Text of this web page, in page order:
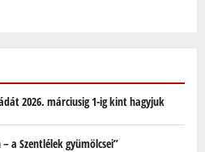
2026. márciusig 1-ig kint hagyjuk
a Szentlélek gyümölcsei”